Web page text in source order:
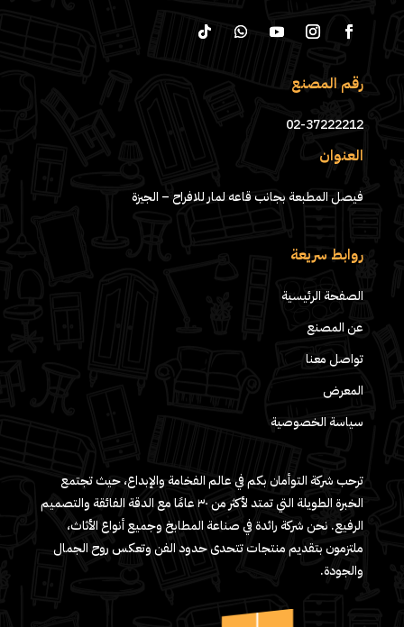
رقم المصنع
02-37222212
العنوان
فيصل المطبعة بجانب قاعه لمار للافراح – الجيزة
روابط سريعة
الصفحة الرئيسية
عن المصنع
تواصل معنا
المعرض
سياسة الخصوصية
ترحب شركة التوأمان بكم في عالم الفخامة والإبداع، حيث تجتمع
الخبرة الطويلة التي تمتد لأكثر من ٣٠ عامًا مع الدقة الفائقة والتصميم
الرفيع. نحن شركة رائدة في صناعة المطابخ وجميع أنواع الأثاث،
ملتزمون بتقديم منتجات تتحدى حدود الفن وتعكس روح الجمال
والجودة.